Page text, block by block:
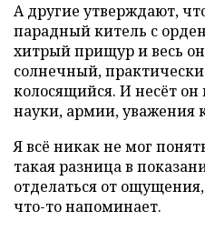
А другие утверждают,
парадный китель с
хитрый прищур и весь
солнечный,
колосящийся. И несёт он
науки, армии, уважения
Я всё никак не мог
такая разница в
отделаться от
что-то напоминает.